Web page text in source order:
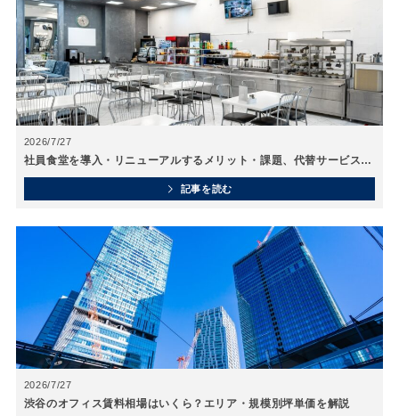
2026/7/27
社員食堂を導入・リニューアルするメリット・課題、代替サービス…
記事を読む
2026/7/27
渋谷のオフィス賃料相場はいくら？エリア・規模別坪単価を解説